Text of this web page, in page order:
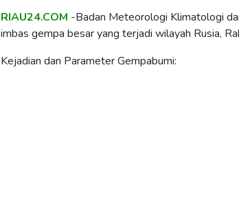
RIAU24.COM -Badan Meteorologi Klimatologi
imbas gempa besar yang terjadi wilayah Rusia,
Kejadian dan Parameter Gempabumi: